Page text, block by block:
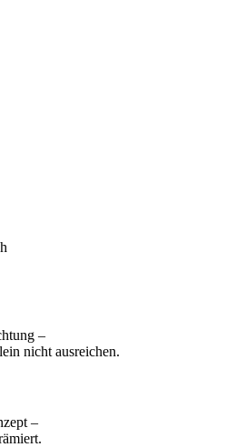
–
nicht ausreichen.
–